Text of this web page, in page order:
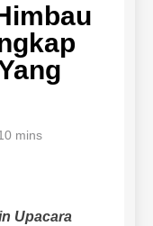
mins
Upacara